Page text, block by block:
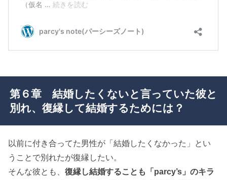
第６章 結婚したくないと言っていた彼と
別れ、復縁して結婚するためには？
以前に付き合ってた男性が「結婚したくなかった」とい
うことで別れたが復縁したい。
そんな彼とも、復縁し結婚することも「parcy’s」のキラ